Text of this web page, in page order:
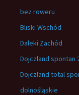
bez roweru
Bliski Wschód
Daleki Zachód
Dojczland spontan
Dojczland total
dolnośląskie